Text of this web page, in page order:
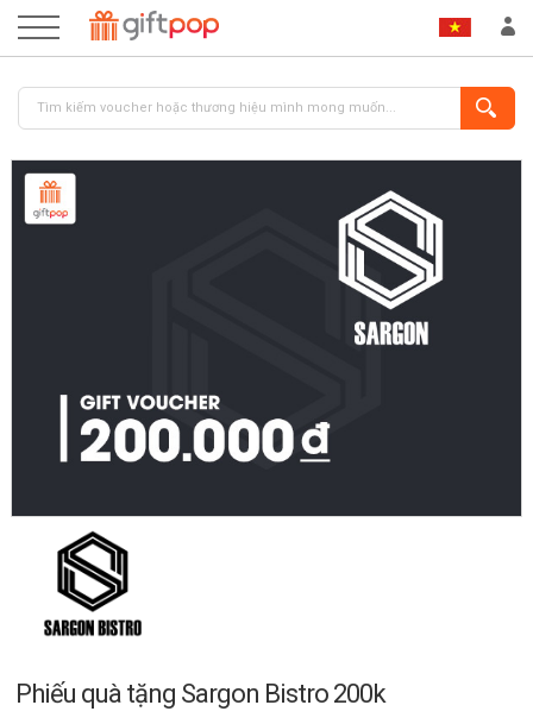
ĐĂNG KÝ
Phiếu quà tặng Sargon Bistro 200k